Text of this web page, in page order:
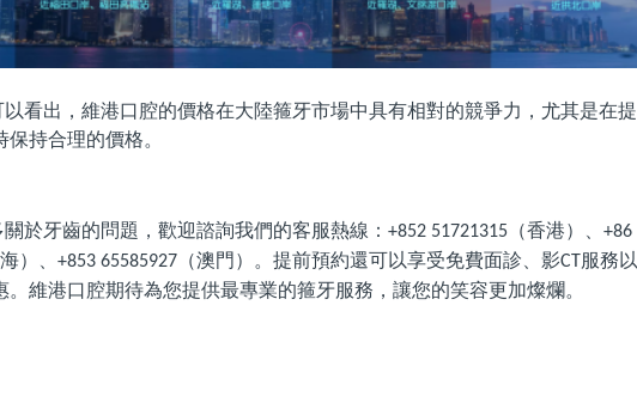
看出，維港口腔的價格在大陸箍牙市場中具有相對的競爭力，尤其是在提
持合理的價格。
於牙齒的問題，歡迎諮詢我們的客服熱線： +852 51721315 （香港）、 +86
）、 +853 65585927 （澳門）。提前預約還可以享受免費面診、影CT
服務以
。維港口腔期待為您提供最專業的箍牙服務，讓您的笑容更加燦爛。